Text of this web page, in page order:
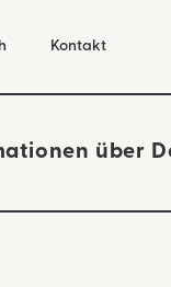
Kontakt
über